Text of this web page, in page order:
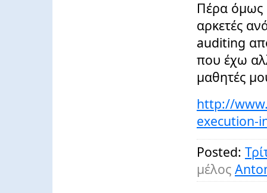
Πέρα όμως
αρκετές
auditing
που έχω
μαθητές
http://
execution-
Posted:
μέλος